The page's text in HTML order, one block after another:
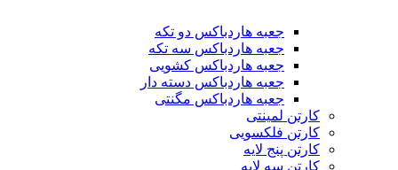
جعبه هاردباکس دو تکه
جعبه هاردباکس سه تکه
جعبه هاردباکس کشویی
جعبه هاردباکس دسته دار
جعبه هاردباکس مگنتی
کارتن لمینتی
کارتن فلکسویی
کارتن پنج لایه
کارتن سه لایه